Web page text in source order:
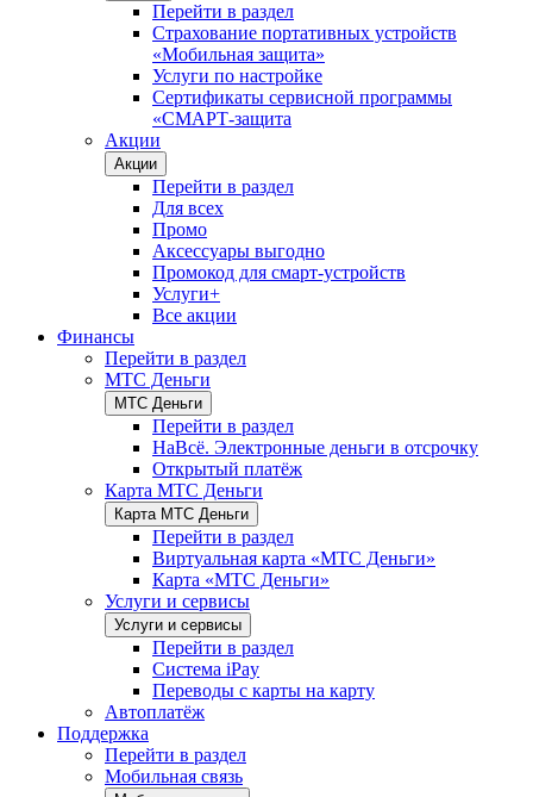
Перейти в раздел
Страхование портативных устройств
«Мобильная защита»
Услуги по настройке
Сертификаты сервисной программы
«СМАРТ-защита
Акции
Акции
Перейти в раздел
Для всех
Промо
Аксессуары выгодно
Промокод для смарт-устройств
Услуги+
Все акции
Финансы
Перейти в раздел
МТС Деньги
МТС Деньги
Перейти в раздел
НаВсё. Электронные деньги в отсрочку
Открытый платёж
Карта МТС Деньги
Карта МТС Деньги
Перейти в раздел
Виртуальная карта «МТС Деньги»
Карта «МТС Деньги»
Услуги и сервисы
Услуги и сервисы
Перейти в раздел
Система iPay
Переводы с карты на карту
Автоплатёж
Поддержка
Перейти в раздел
Мобильная связь